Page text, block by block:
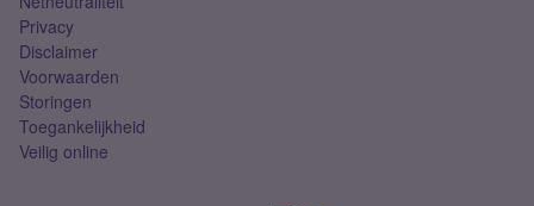
Privacy
Disclaimer
Voorwaarden
Storingen
Toegankelijkheid
Veilig online